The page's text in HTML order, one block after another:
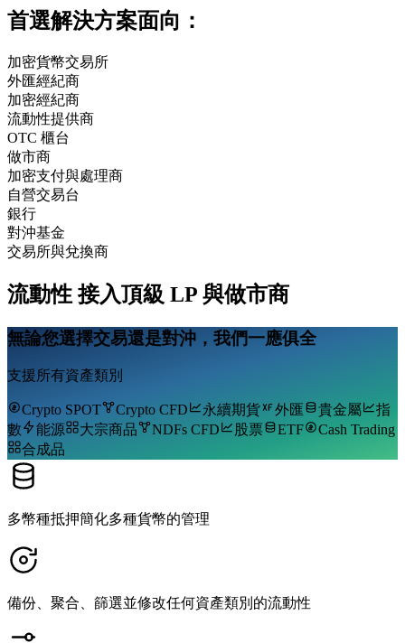
首選解決方案面向：
加密貨幣交易所
外匯經紀商
加密經紀商
流動性提供商
OTC 櫃台
做市商
加密支付與處理商
自營交易台
銀行
對沖基金
交易所與兌換商
流動性 接入頂級 LP 與做市商
無論您選擇交易還是對沖，我們一應俱全
支援所有資產類別
Crypto SPOT Crypto CFD 永續期貨 外匯 貴金屬
指
數
能源 大宗商品 NDFs CFD 股票 ETF
Cash Trading
合成品
多幣種抵押簡化多種貨幣的管理
備份、聚合、篩選並修改任何資產類別的流動性